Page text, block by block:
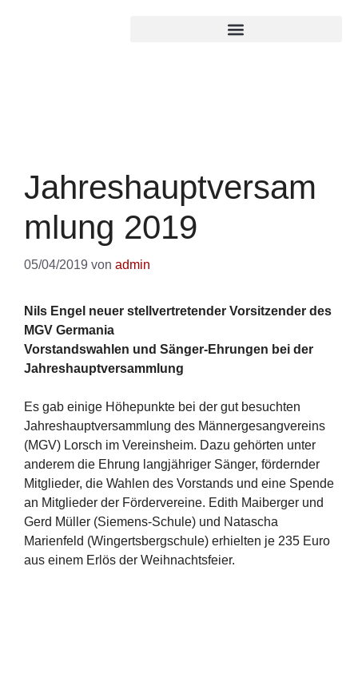
Jahreshauptversam
mlung 2019
05/04/2019 von admin
Nils Engel neuer stellvertretender Vorsitzender des
MGV Germania
Vorstandswahlen und Sänger-Ehrungen bei der
Jahreshauptversammlung
Es gab einige Höhepunkte bei der gut besuchten
Jahreshauptversammlung des Männergesangvereins
(MGV) Lorsch im Vereinsheim. Dazu gehörten unter
anderem die Ehrung langjähriger Sänger, fördernder
Mitglieder, die Wahlen des Vorstands und eine Spende
an Mitglieder der Fördervereine. Edith Maiberger und
Gerd Müller (Siemens-Schule) und Natascha
Marienfeld (Wingertsbergschule) erhielten je 235 Euro
aus einem Erlös der Weihnachtsfeier.